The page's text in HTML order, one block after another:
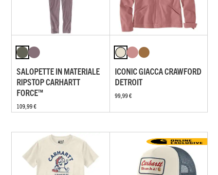
SALOPETTE IN MATERIALE
RIPSTOP CARHARTT
FORCE™
109,99 €
ICONIC GIACCA CRAWFORD
DETROIT
99,99 €